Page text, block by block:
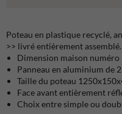
Poteau en plastique recyclé,
>> livré entièrement assemblé.
Dimension maison
Panneau en aluminium de
Taille du poteau
Face avant entièrement
Choix entre simple ou